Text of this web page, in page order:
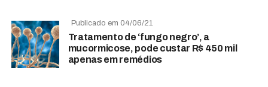
Publicado em 04/06/21
Tratamento de ‘fungo negro’, a
mucormicose, pode custar R$ 450 mil
apenas em remédios